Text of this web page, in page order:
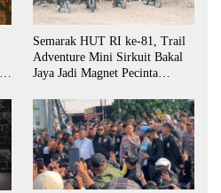
Semarak HUT RI ke-81, Trail
Adventure Mini Sirkuit Bakal
Jaya Jadi Magnet Pecinta